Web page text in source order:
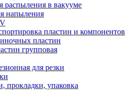
распыления в вакууме
напыления
пластин и компонентов
пластин
групповая
для резки
прокладки, упаковка